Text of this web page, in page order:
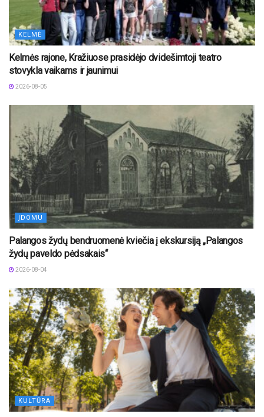
KELMĖ
Kelmės rajone, Kražiuose prasidėjo dvidešimtoji teatro
stovykla vaikams ir jaunimui
2026-08-05
ĮDOMU
Palangos žydų bendruomenė kviečia į ekskursiją „Palangos
žydų paveldo pėdsakais“
2026-08-04
KULTŪRA